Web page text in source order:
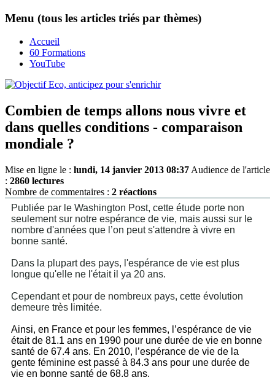
Menu (tous les articles triés par thèmes)
Accueil
60 Formations
YouTube
Combien de temps allons nous vivre et
dans quelles conditions - comparaison
mondiale ?
Mise en ligne le : lundi, 14 janvier 2013 08:37 Audience de l'article
: 2860 lectures
Nombre de commentaires : 2 réactions
Publiée par le Washington Post, cette étude porte non
seulement sur notre espérance de vie, mais aussi sur le
nombre d'années que l’on peuts'attendre à vivre en
bonne santé.
Dans la plupart des pays, l'espérance de vie est plus
longue qu'elle ne l'était il ya 20 ans.
Cependant et pour de nombreux pays, cette évolution
demeure très limitée.
Ainsi, en France et pour les femmes, l’espérance de vie
était de 81.1 ans en 1990 pour une durée de vie en bonne
santé de 67.4 ans. En 2010, l’espérance de vie de la
gente féminine est passé à 84.3 ans pour une durée de
vie en bonne santé de 68.8 ans.